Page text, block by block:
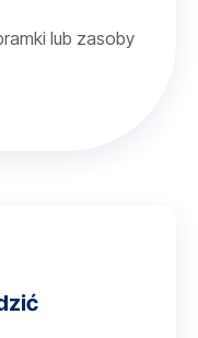
lub zasoby